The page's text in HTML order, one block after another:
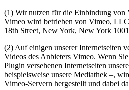
(1) Wir nutzen für die Einbindung von
Vimeo wird betrieben von Vimeo,
18th Street, New York, New York
(2) Auf einigen unserer Internetseiten
Videos des Anbieters Vimeo. Wenn
Plugin versehenen Internetseiten
beispielsweise unsere Mediathek –,
Vimeo-Servern hergestellt und dabei